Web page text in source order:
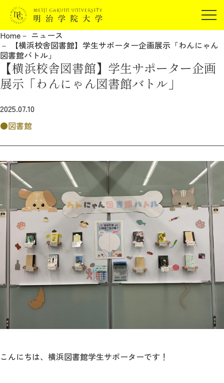
在学生の方
保証人の方
企業・研究者の方
JP EN
報道関係の方
明治学院大学について
教育
研究
学生生活
留学・国際交流
Home
ニュース
【横浜校舎図書館】学生サポーター企画展示「わんにゃん
図書館バトル」
【横浜校舎図書館】学生サポーター企画
展示「わんにゃん図書館バトル」
2025.07.10
図書館
こんにちは、横浜図書館学生サポーターです！